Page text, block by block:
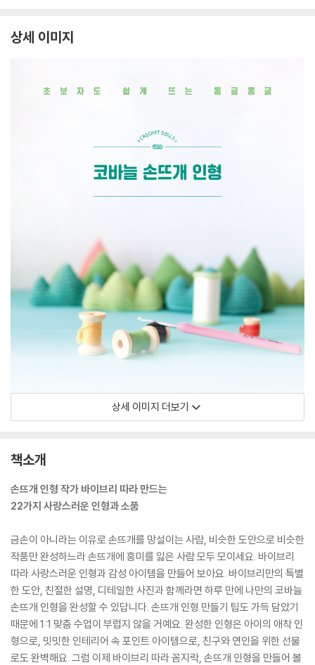
상세 이미지
상세 이미지 더보기
책소개
손뜨개 인형 작가 바이브리 따라 만드는
22가지 사랑스러운 인형과 소품
금손이 아니라는 이유로 손뜨개를 망설이는 사람, 비슷한 도안으로 비슷한
작품만 완성하느라 손뜨개에 흥미를 잃은 사람 모두 모이세요. 바이브리
따라 사랑스러운 인형과 감성 아이템을 만들어 보아요. 바이브리만의 특별
한 도안, 친절한 설명, 디테일한 사진과 함께라면 하루 만에 나만의 코바늘
손뜨개 인형을 완성할 수 있답니다. 손뜨개 인형 만들기 팁도 가득 담았기
때문에 1:1 맞춤 수업이 부럽지 않을 거예요. 완성한 인형은 아이의 애착 인
형으로, 밋밋한 인테리어 속 포인트 아이템으로, 친구와 연인을 위한 선물
로도 완벽해요. 그럼 이제 바이브리 따라 꼼지락, 손뜨개 인형을 만들어 볼